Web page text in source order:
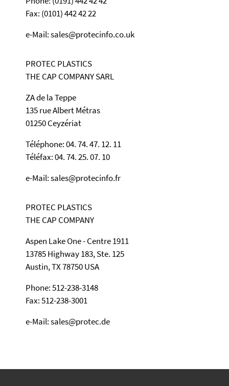
Fax: (0101) 442 42 22
e-Mail: sales@protecinfo.co.uk
PROTEC PLASTICS
THE CAP COMPANY SARL
ZA de la Teppe
135 rue Albert Métras
01250 Ceyzériat
Téléphone: 04. 74. 47. 12. 11
Téléfax: 04. 74. 25. 07. 10
e-Mail: sales@protecinfo.fr
PROTEC PLASTICS
THE CAP COMPANY
Aspen Lake One - Centre 1911
13785 Highway 183, Ste. 125
Austin, TX 78750 USA
Phone: 512-238-3148
Fax: 512-238-3001
e-Mail: sales@protec.de